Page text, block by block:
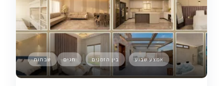
אמצע שבוע בין הזמנים חגים שבתות